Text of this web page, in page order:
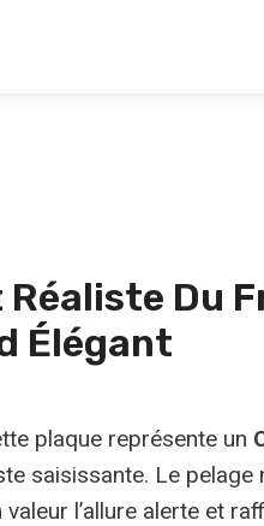
Du
Élégant
plaque représente un
saisissante. Le
l’allure alerte et